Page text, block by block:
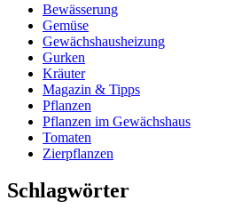
Bewässerung
Gemüse
Gewächshausheizung
Gurken
Kräuter
Magazin & Tipps
Pflanzen
Pflanzen im Gewächshaus
Tomaten
Zierpflanzen
Schlagwörter